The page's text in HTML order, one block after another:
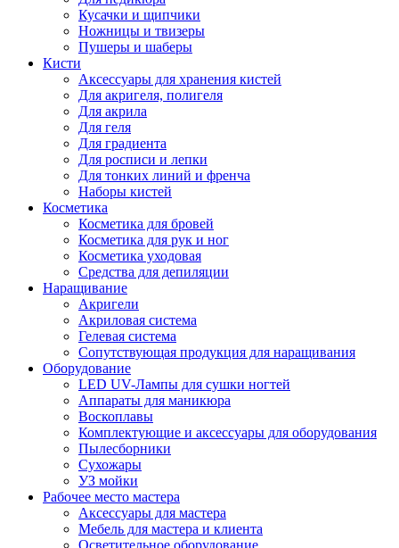
Кусачки и щипчики
Ножницы и твизеры
Пушеры и шаберы
Кисти
Аксессуары для хранения кистей
Для акригеля, полигеля
Для акрила
Для геля
Для градиента
Для росписи и лепки
Для тонких линий и френча
Наборы кистей
Косметика
Косметика для бровей
Косметика для рук и ног
Косметика уходовая
Средства для депиляции
Наращивание
Акригели
Акриловая система
Гелевая система
Сопутствующая продукция для наращивания
Оборудование
LED UV-Лампы для сушки ногтей
Аппараты для маникюра
Воскоплавы
Комплектующие и аксессуары для оборудования
Пылесборники
Сухожары
УЗ мойки
Рабочее место мастера
Аксессуары для мастера
Мебель для мастера и клиента
Осветительное оборудование